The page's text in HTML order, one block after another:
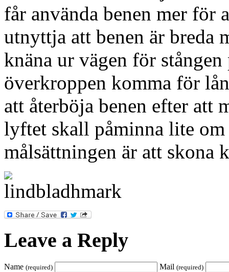
får använda benen mer för
utnyttja att benen är breda
knäna ur vägen för
överkroppen komma för
att återböja benen efter att
lyftet skall påminna lite
målsättningen är att skona
Leave a Reply
Name (required) Mail (required)